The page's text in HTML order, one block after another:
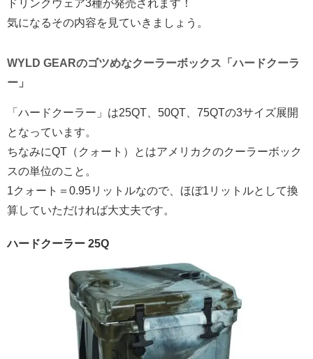
ドリンクウェア3種が発売されます！
気になるその内容を見ていきましょう。
WYLD GEARのゴツめなクーラーボックス「ハードクーラ
ー」
「ハードクーラー」は25QT、50QT、75QTの3サイズ展開
となっています。
ちなみにQT（クォート）とはアメリカクのクーラーボック
スの単位のこと。
1クォート＝0.95リットルなので、ほぼ1リットルとして換
算していただければ大丈夫です。
ハードクーラー 25Q